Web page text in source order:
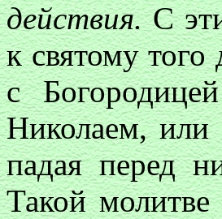
действия.С
к святому того
с
Николаем, или
падая перед
Такой молитве